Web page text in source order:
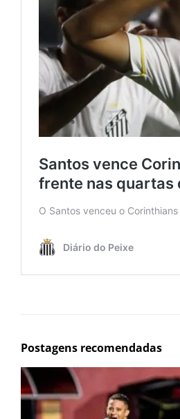
Postagens recomendadas